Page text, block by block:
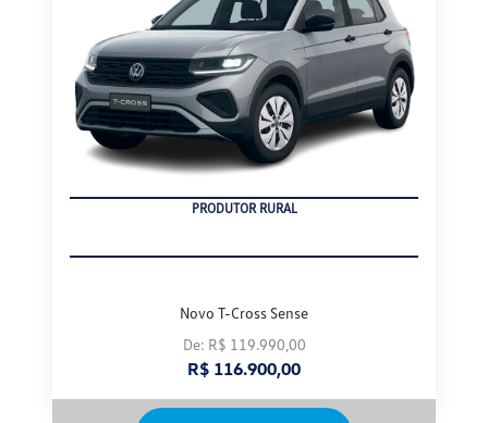
CNPJ
Novo T-Cross Sense
De: R$ 119.990,00
R$ 116.900,00